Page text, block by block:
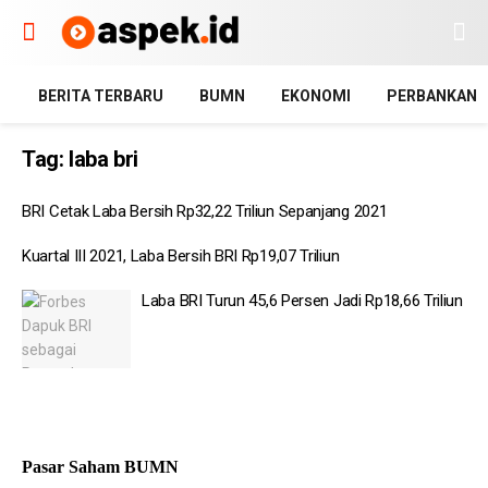
BERITA TERBARU BUMN EKONOMI PERBANKAN
Tag: laba bri
BRI Cetak Laba Bersih Rp32,22 Triliun Sepanjang 2021
Kuartal III 2021, Laba Bersih BRI Rp19,07 Triliun
Laba BRI Turun 45,6 Persen Jadi Rp18,66 Triliun
Pasar Saham BUMN